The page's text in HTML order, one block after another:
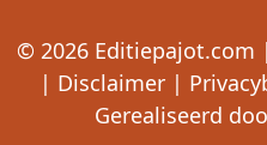
© 2026 Editiepajot.com |
| Disclaimer |
Gerealiseerd